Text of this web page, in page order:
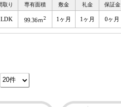
取り 専有面積 敷金 礼金 保証金
99.36ｍ2 1ヶ月 1ヶ月 0ヶ月